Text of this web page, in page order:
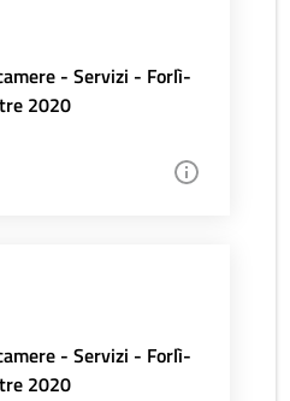
- Servizi - Forlì-
2020
- Servizi - Forlì-
2020